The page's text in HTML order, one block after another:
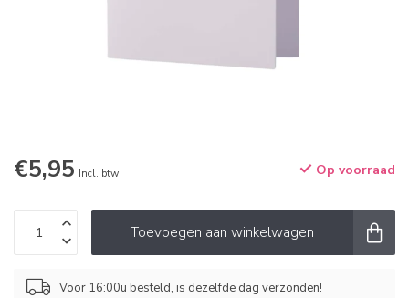
€5,95 Incl. btw Op voorraad
Toevoegen aan winkelwagen
Voor 16:00u besteld, is dezelfde dag verzonden!